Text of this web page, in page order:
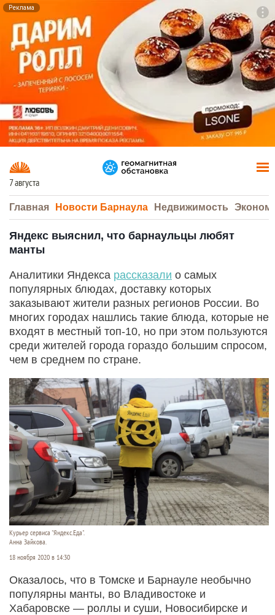
Реклама
7 августа
Главная Новости Барнаула Недвижимость
Яндекс выяснил, что барнаульцы любят
манты
Аналитики Яндекса рассказали о самых
популярных блюдах, доставку которых
заказывают жители разных регионов России. Во
многих городах нашлись такие блюда, которые не
входят в местный топ-10, но при этом пользуются
среди жителей города гораздо большим спросом,
чем в среднем по стране.
Курьер сервиса "Яндекс.Еда".
Анна Зайкова.
18 ноября 2020 в 14:30
Оказалось, что в Томске и Барнауле необычно
популярны манты, во Владивостоке и
Хабаровске — роллы и суши, Новосибирске и